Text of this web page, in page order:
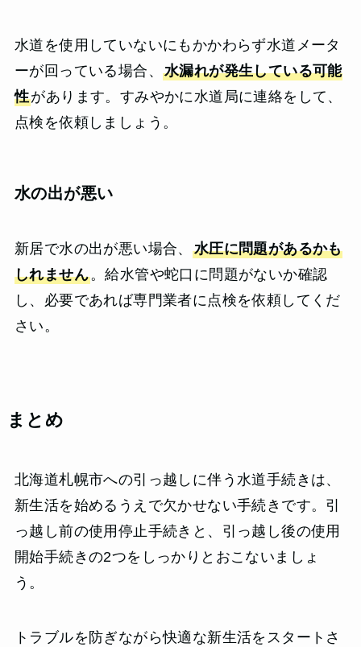
水道を使用していないにもかかわらず水道メータ
ーが回っている場合、 水漏れが発生している可能
性があります。すみやかに水道局に連絡をして、
点検を依頼しましょう。
水の出が悪い
新居で水の出が悪い場合、 水圧に問題があるかも
しれません。給水管や蛇口に問題がないか確認
し、必要であれば専門業者に点検を依頼してくだ
さい。
まとめ
北海道札幌市への引っ越しに伴う水道手続きは、
新生活を始めるうえで欠かせない手続きです。引
っ越し前の使用停止手続きと、引っ越し後の使用
開始手続きの2つをしっかりとおこないましょ
う。
トラブルを防ぎながら快適な新生活をスタートさ